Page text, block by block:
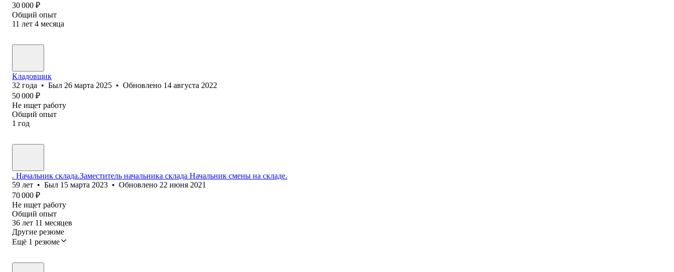
30 000 ₽
Общий опыт
11 лет 4 месяца
Кладовщик
32 года • Был 26 марта 2025 • Обновлено 14 августа 2022
50 000 ₽
Не ищет работу
Общий опыт
1 год
. Начальник склада.Заместитель начальника склада Начальник смены на складе.
59 лет • Был 15 марта 2023 • Обновлено 22 июня 2021
70 000 ₽
Не ищет работу
Общий опыт
36 лет 11 месяцев
Другие резюме
Ещё 1 резюме